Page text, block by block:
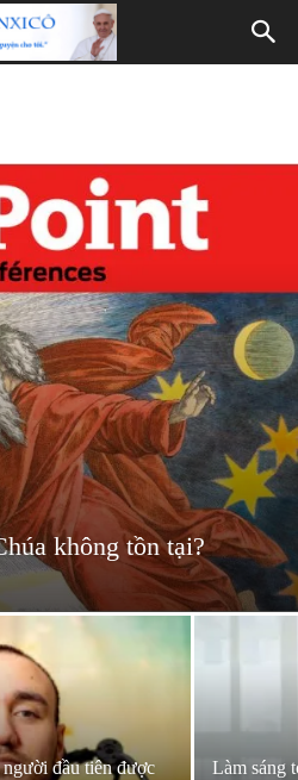
không tồn tại?
đầu tiên được
Làm sáng